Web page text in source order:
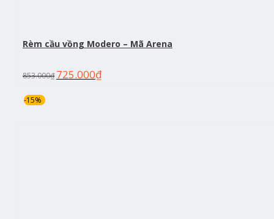
Rèm cầu vồng Modero – Mã Arena
853.000₫ 725.000₫
-15%